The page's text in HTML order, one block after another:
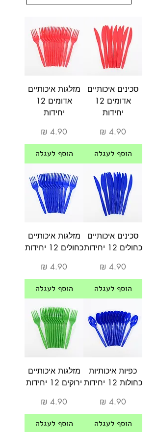
סכינים איכותיים
אדומים 12
יחידות
מחיר
הוסף לעגלה
מזלגות איכותיים
אדומים 12
יחידות
מחיר
הוסף לעגלה
סכינים איכותיים
כחולים 12 יחידות
מחיר
הוסף לעגלה
מזלגות איכותיים
כחולים 12 יחידות
מחיר
הוסף לעגלה
כפיות איכותיות
כחולות 12 יחידות
מחיר
הוסף לעגלה
מזלגות איכותיים
ירוקים 12 יחידות
מחיר
הוסף לעגלה